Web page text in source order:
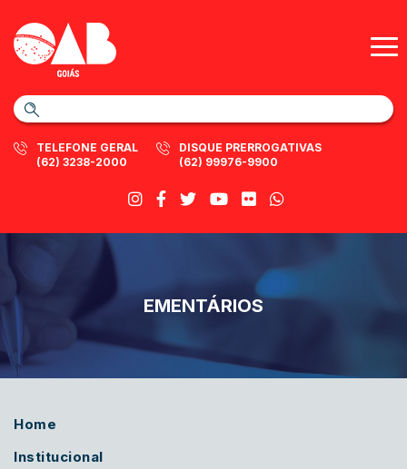
TELEFONE GERAL
(62) 3238-2000
DISQUE PRERROGATIVAS
(62) 99976-9900
EMENTÁRIOS
Home
Institucional